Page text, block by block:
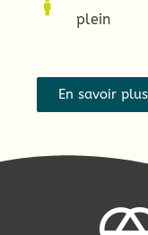
plein
En savoir plus